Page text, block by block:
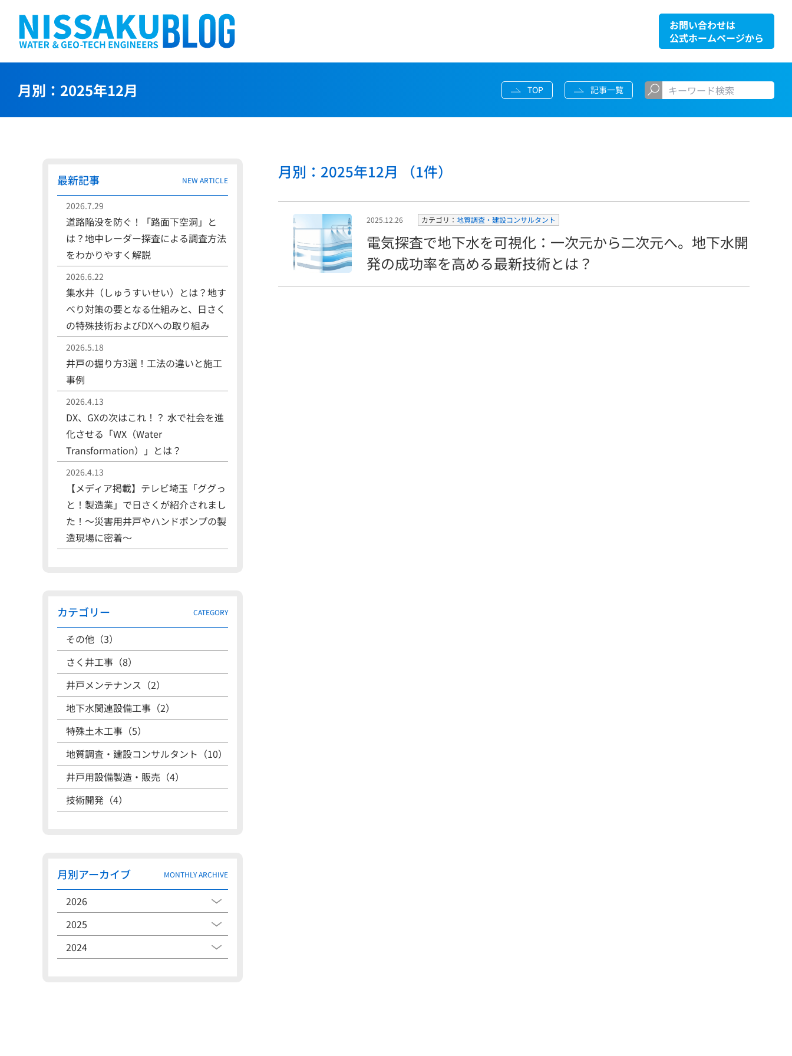
お問い合わせは
公式ホームページから
月別：2025年12月 TOP 記事一覧
月別：2025年12月 （1件）
2025.12.26 カテゴリ： 地質調査・建設コンサルタント
電気探査で地下水を可視化：一次元から二次元へ。地下水開
発の成功率を高める最新技術とは？
最新記事 NEW ARTICLE
2026.7.29
道路陥没を防ぐ！「路面下空洞」と
は？地中レーダー探査による調査方法
をわかりやすく解説
2026.6.22
集水井（しゅうすいせい）とは？地す
べり対策の要となる仕組みと、日さく
の特殊技術およびDXへの取り組み
2026.5.18
井戸の掘り方3選！工法の違いと施工
事例
2026.4.13
DX、GXの次はこれ！？ 水で社会を進
化させる「WX（Water
Transformation）」とは？
2026.4.13
【メディア掲載】テレビ埼玉「ググっ
と！製造業」で日さくが紹介されまし
た！〜災害用井戸やハンドポンプの製
造現場に密着〜
カテゴリー CATEGORY
その他（3）
さく井工事（8）
井戸メンテナンス（2）
地下水関連設備工事（2）
特殊土木工事（5）
地質調査・建設コンサルタント（10）
井戸用設備製造・販売（4）
技術開発（4）
月別アーカイブ MONTHLY ARCHIVE
2026
2025
2024